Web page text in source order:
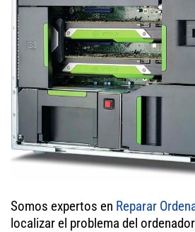
Somos expertos en Reparar
localizar el problema del